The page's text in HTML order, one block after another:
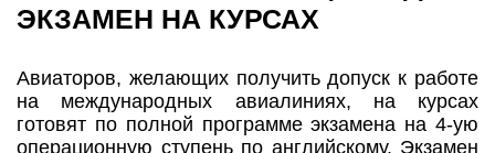
ЭКЗАМЕН НА КУРСАХ
Авиаторов, желающих получить допуск к работе
на международных авиалиниях, на курсах
готовят по полной программе экзамена на 4-ую
операционную ступень по английскому. Экзамен